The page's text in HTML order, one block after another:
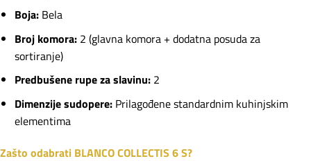
Boja:Bela
Broj komora:2 (glavna komora + dodatna posuda za
sortiranje)
Predbušene rupe za slavinu:2
Dimenzije sudopere:Prilagođene standardnim kuhinjskim
elementima
Zašto odabrati BLANCO COLLECTIS 6 S?